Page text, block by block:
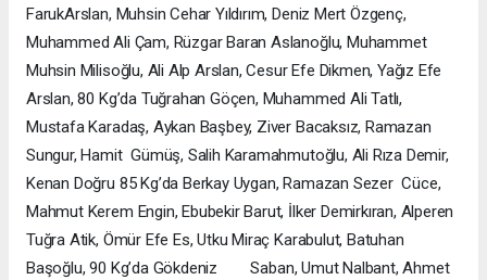
FarukArslan, Muhsin Cehar Yıldırım, Deniz Mert Özgenç,
Muhammed Ali Çam, Rüzgar Baran Aslanoğlu, Muhammet
Muhsin Milisoğlu, Ali Alp Arslan, Cesur Efe Dikmen, Yağız Efe
Arslan, 80 Kg’da Tuğrahan Göçen, Muhammed Ali Tatlı,
Mustafa Karadaş, Aykan Başbey, Ziver Bacaksız, Ramazan
Sungur, Hamit Gümüş, Salih Karamahmutoğlu, Ali Rıza Demir,
Kenan Doğru 85 Kg’da Berkay Uygan, Ramazan Sezer Cüce,
Mahmut Kerem Engin, Ebubekir Barut, İlker Demirkıran, Alperen
Tuğra Atik, Ömür Efe Es, Utku Miraç Karabulut, Batuhan
Başoğlu, 90 Kg’da Gökdeniz Saban, Umut Nalbant, Ahmet